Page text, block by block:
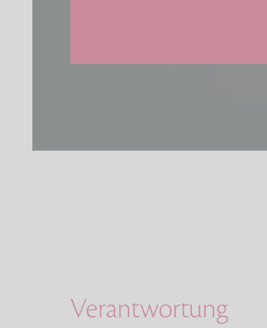
Verantwortung